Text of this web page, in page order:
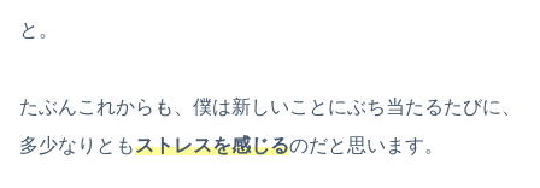
と。
たぶんこれからも、僕は新しいことにぶち当たるたびに、
多少なりともストレスを感じるのだと思います。